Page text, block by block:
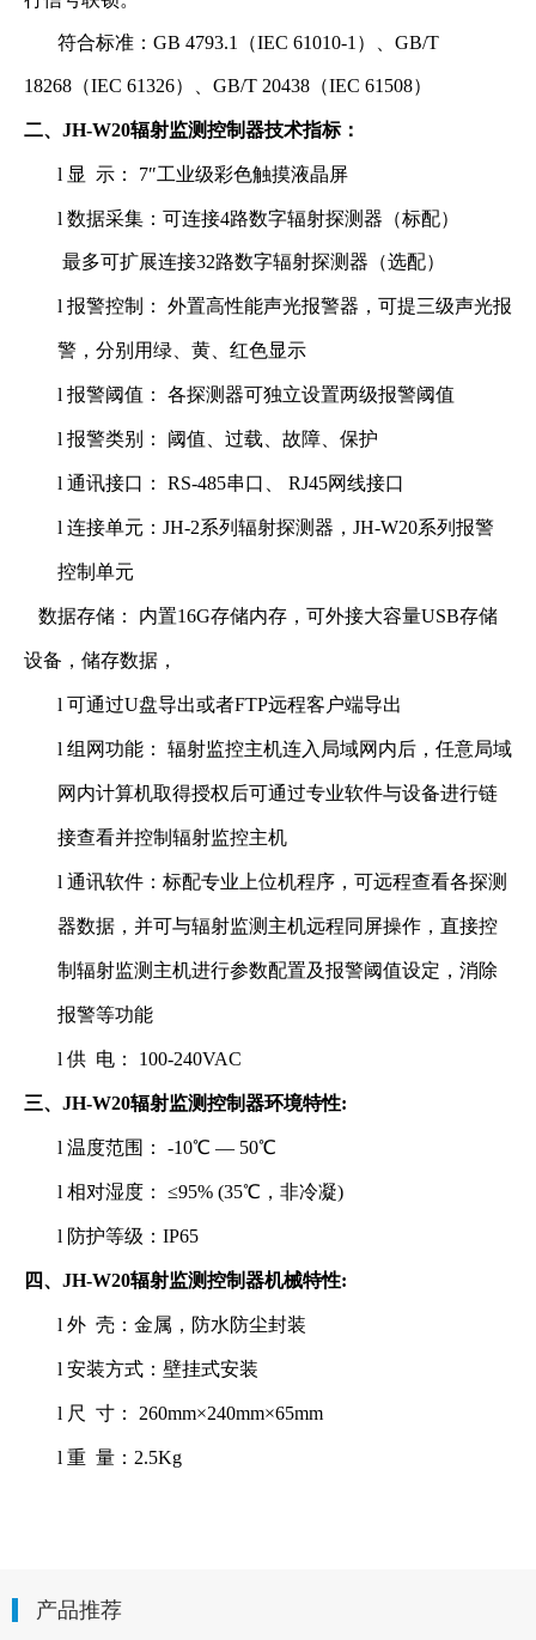
符合标准：GB 4793.1（IEC 61010-1）、GB/T
18268（IEC 61326）、GB/T 20438（IEC 61508）
二、JH-W20辐射监测控制器技术指标：
l 显 示： 7″工业级彩色触摸液晶屏
l 数据采集：可连接4路数字辐射探测器（标配）
最多可扩展连接32路数字辐射探测器（选配）
l 报警控制： 外置高性能声光报警器，可提三级声光报
警，分别用绿、黄、红色显示
l 报警阈值： 各探测器可独立设置两级报警阈值
l 报警类别： 阈值、过载、故障、保护
l 通讯接口： RS-485串口、 RJ45网线接口
l 连接单元：JH-2系列辐射探测器，JH-W20系列报警
控制单元
数据存储： 内置16G存储内存，可外接大容量USB存储
设备，储存数据，
l 可通过U盘导出或者FTP远程客户端导出
l 组网功能： 辐射监控主机连入局域网内后，任意局域
网内计算机取得授权后可通过专业软件与设备进行链
接查看并控制辐射监控主机
l 通讯软件：标配专业上位机程序，可远程查看各探测
器数据，并可与辐射监测主机远程同屏操作，直接控
制辐射监测主机进行参数配置及报警阈值设定，消除
报警等功能
l 供 电： 100-240VAC
三、JH-W20辐射监测控制器环境特性:
l 温度范围： -10℃ — 50℃
l 相对湿度： ≤95% (35℃，非冷凝)
l 防护等级：IP65
四、JH-W20辐射监测控制器机械特性:
l 外 壳：金属，防水防尘封装
l 安装方式：壁挂式安装
l 尺 寸： 260mm×240mm×65mm
l 重 量：2.5Kg
产品推荐